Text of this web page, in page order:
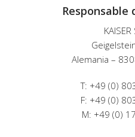
Responsable
Alemania –
T: +49 (0)
F: +49 (0)
M: +49 (0)